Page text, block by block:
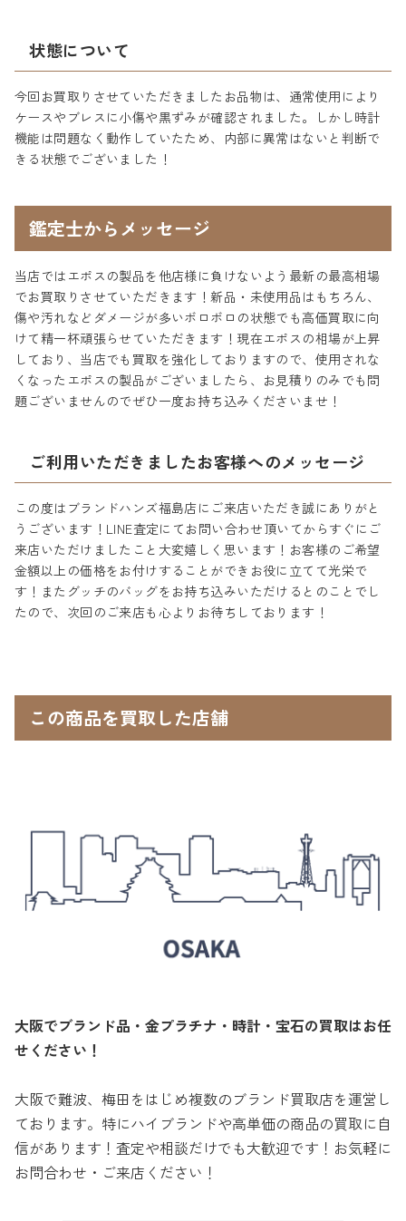
状態について
今回お買取りさせていただきましたお品物は、通常使用により
ケースやブレスに小傷や黒ずみが確認されました。しかし時計
機能は問題なく動作していたため、内部に異常はないと判断で
きる状態でございました！
鑑定士からメッセージ
当店ではエポスの製品を他店様に負けないよう最新の最高相場
でお買取りさせていただきます！新品・未使用品はもちろん、
傷や汚れなどダメージが多いボロボロの状態でも高価買取に向
けて精一杯頑張らせていただきます！現在エポスの相場が上昇
しており、当店でも買取を強化しておりますので、使用されな
くなったエポスの製品がございましたら、お見積りのみでも問
題ございませんのでぜひ一度お持ち込みくださいませ！
ご利用いただきましたお客様へのメッセージ
この度はブランドハンズ福島店にご来店いただき誠にありがと
うございます！LINE査定にてお問い合わせ頂いてからすぐにご
来店いただけましたこと大変嬉しく思います！お客様のご希望
金額以上の価格をお付けすることができお役に立てて光栄で
す！またグッチのバッグをお持ち込みいただけるとのことでし
たので、次回のご来店も心よりお待ちしております！
この商品を買取した店舗
大阪でブランド品・金プラチナ・時計・宝石の買取はお任
せください！
大阪で難波、梅田をはじめ複数のブランド買取店を運営し
ております。特にハイブランドや高単価の商品の買取に自
信があります！査定や相談だけでも大歓迎です！お気軽に
お問合わせ・ご来店ください！